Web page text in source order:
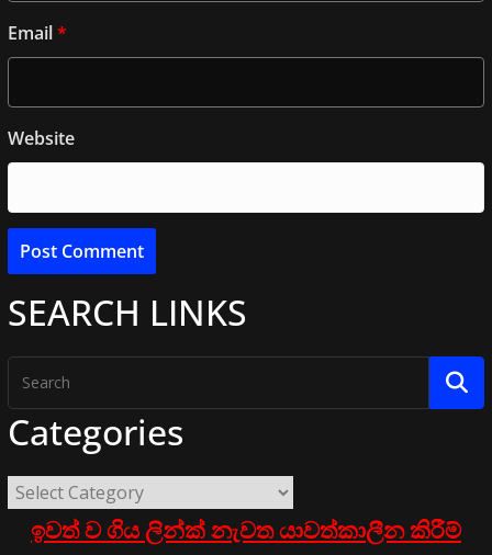
Email*
Website
SEARCH LINKS
Categories
ඉවත් ව ගිය ලින්ක් නැවත යාවත්කාලීන කිරීම්